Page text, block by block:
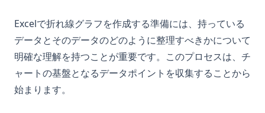
Excelで折れ線グラフを作成する準備には、持っている
データとそのデータのどのように整理すべきかについて
明確な理解を持つことが重要です。このプロセスは、チ
ャートの基盤となるデータポイントを収集することから
始まります。